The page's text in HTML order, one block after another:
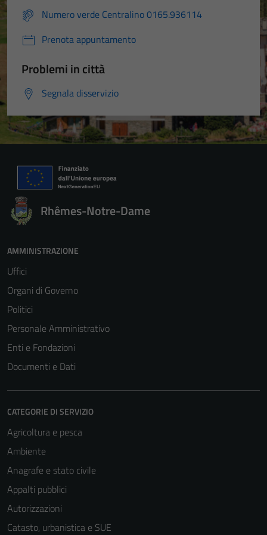
Numero verde Centralino 0165.936114
Prenota appuntamento
Problemi in città
Segnala disservizio
Rhêmes-Notre-Dame
AMMINISTRAZIONE
Uffici
Organi di Governo
Politici
Personale Amministrativo
Enti e Fondazioni
Documenti e Dati
CATEGORIE DI SERVIZIO
Agricoltura e pesca
Ambiente
Anagrafe e stato civile
Appalti pubblici
Autorizzazioni
Catasto, urbanistica e SUE